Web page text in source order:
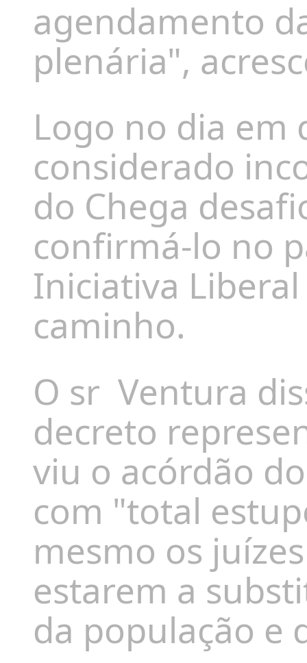
agendamento
plenária",
Logo no dia
considerado
do Chega
confirmá-lo no
Iniciativa
caminho.
O sr Ventura
decreto
viu o acórdão
com "total
mesmo os
estarem a
da população e